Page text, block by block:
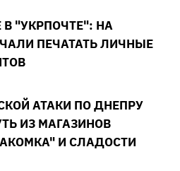
"УКРПОЧТЕ": НА
ПЕЧАТАТЬ ЛИЧНЫЕ
АТАКИ ПО ДНЕПРУ
ИЗ МАГАЗИНОВ
И СЛАДОСТИ